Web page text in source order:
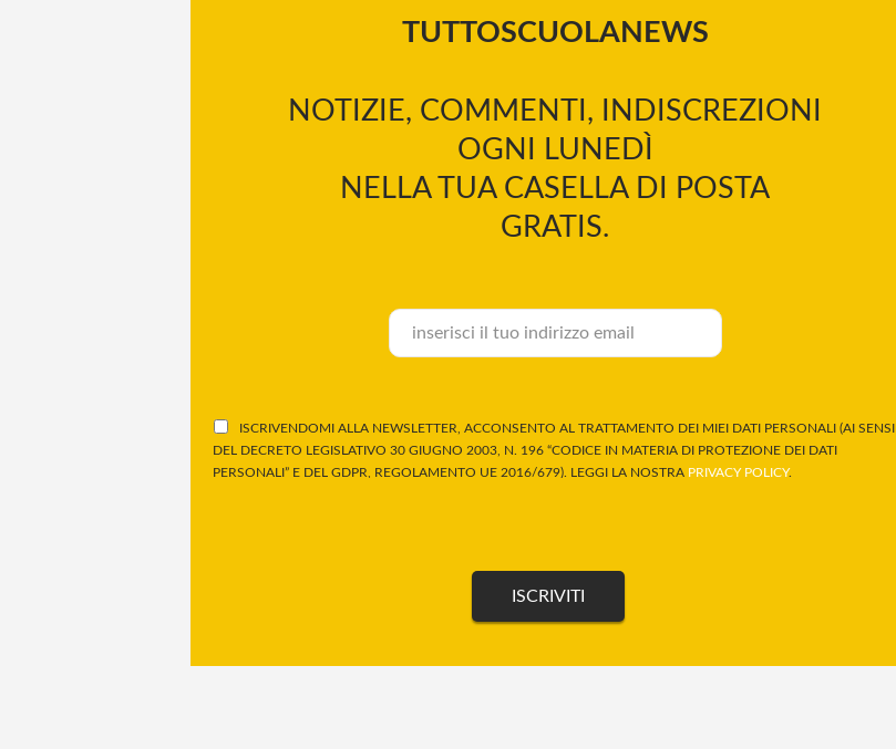
TUTTOSCUOLANEWS
NOTIZIE, COMMENTI, INDISCREZIONI
OGNI LUNEDÌ
NELLA TUA CASELLA DI POSTA
GRATIS.
ISCRIVENDOMI ALLA NEWSLETTER, ACCONSENTO AL TRATTAMENTO DEI MIEI DATI PERSONALI (AI SENSI
DEL DECRETO LEGISLATIVO 30 GIUGNO 2003, N. 196 “CODICE IN MATERIA DI PROTEZIONE DEI DATI
PERSONALI” E DEL GDPR, REGOLAMENTO UE 2016/679). LEGGI LA NOSTRA PRIVACY POLICY.